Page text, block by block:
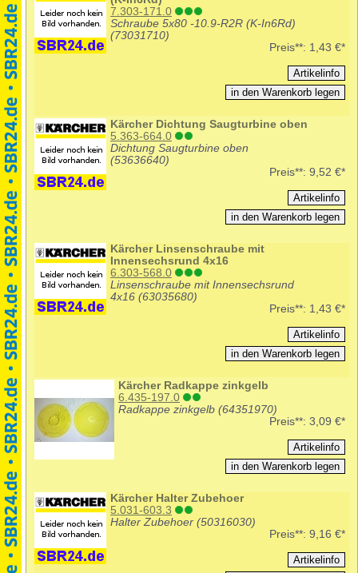
7.303-171.0
Schraube 5x80 -10.9-R2R (K-In6Rd)
(73031710)
Preis**: 1,43 €*
Kärcher Dichtung Saugturbine oben
5.363-664.0
Dichtung Saugturbine oben
(53636640)
Preis**: 9,52 €*
Kärcher Linsenschraube mit
Innensechsrund 4x16
6.303-568.0
Linsenschraube mit Innensechsrund
4x16 (63035680)
Preis**: 1,43 €*
Kärcher Radkappe zinkgelb
6.435-197.0
Radkappe zinkgelb (64351970)
Preis**: 3,09 €*
Kärcher Halter Zubehoer
5.031-603.3
Halter Zubehoer (50316030)
Preis**: 9,16 €*